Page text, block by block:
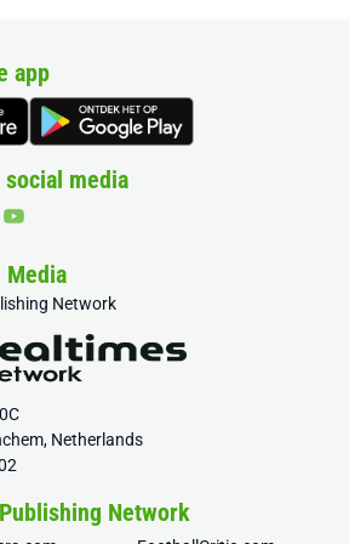
app
media
Media
Network
Netherlands
Network